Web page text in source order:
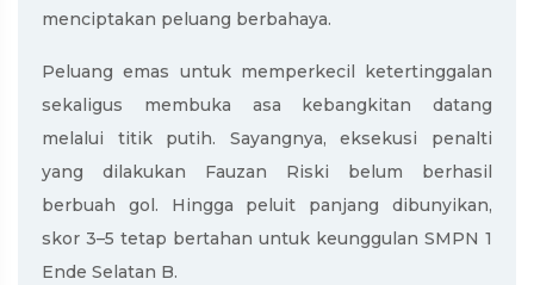
menciptakan peluang berbahaya.
Peluang emas untuk memperkecil ketertinggalan
sekaligus membuka asa kebangkitan datang
melalui titik putih. Sayangnya, eksekusi penalti
yang dilakukan Fauzan Riski belum berhasil
berbuah gol. Hingga peluit panjang dibunyikan,
skor 3–5 tetap bertahan untuk keunggulan SMPN 1
Ende Selatan B.